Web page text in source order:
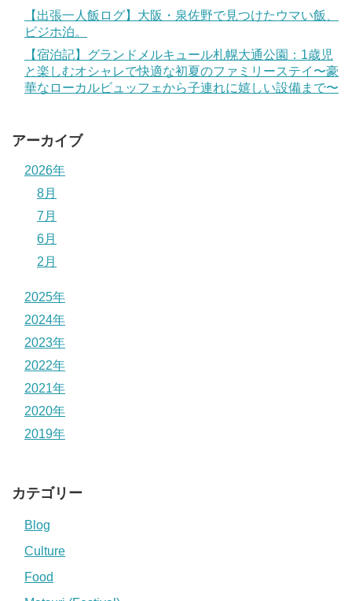
【出張一人飯ログ】大阪・泉佐野で見つけたウマい飯、
ビジホ泊。
【宿泊記】グランドメルキュール札幌大通公園：1歳児
と楽しむオシャレで快適な初夏のファミリーステイ〜豪
華なローカルビュッフェから子連れに嬉しい設備まで〜
アーカイブ
2026年
8月
7月
6月
2月
2025年
2024年
2023年
2022年
2021年
2020年
2019年
カテゴリー
Blog
Culture
Food